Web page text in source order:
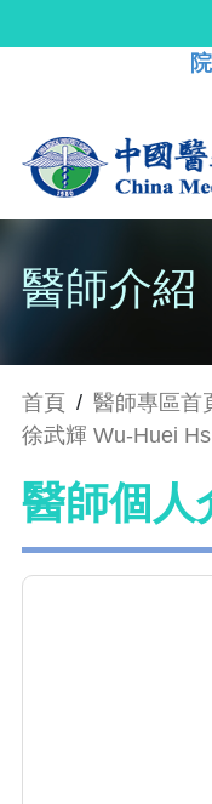
醫師介紹
首頁 / 醫師專區首
徐武輝 Wu-Huei
醫師個人